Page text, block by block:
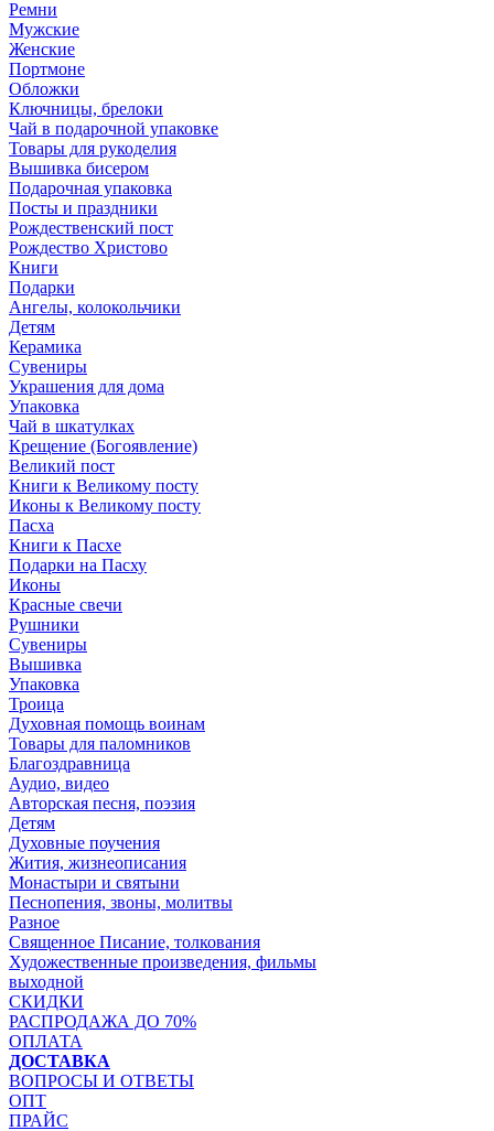
Ремни
Мужские
Женские
Портмоне
Обложки
Ключницы, брелоки
Чай в подарочной упаковке
Товары для рукоделия
Вышивка бисером
Подарочная упаковка
Посты и праздники
Рождественский пост
Рождество Христово
Книги
Подарки
Ангелы, колокольчики
Детям
Керамика
Сувениры
Украшения для дома
Упаковка
Чай в шкатулках
Крещение (Богоявление)
Великий пост
Книги к Великому посту
Иконы к Великому посту
Пасха
Книги к Пасхе
Подарки на Пасху
Иконы
Красные свечи
Рушники
Сувениры
Вышивка
Упаковка
Троица
Духовная помощь воинам
Товары для паломников
Благоздравница
Аудио, видео
Авторская песня, поэзия
Детям
Духовные поучения
Жития, жизнеописания
Монастыри и святыни
Песнопения, звоны, молитвы
Разное
Священное Писание, толкования
Художественные произведения, фильмы
выходной
СКИДКИ
РАСПРОДАЖА ДО 70%
ОПЛАТА
ДОСТАВКА
ВОПРОСЫ И ОТВЕТЫ
ОПТ
ПРАЙС